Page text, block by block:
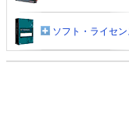
ソフト・ライセン